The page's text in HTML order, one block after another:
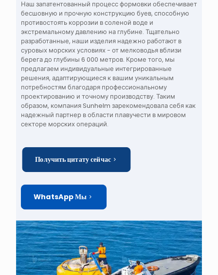
Наш запатентованный процесс формовки обеспечивает
бесшовную и прочную конструкцию буев, способную
противостоять коррозии в соленой воде и
экстремальному давлению на глубине. Тщательно
разработанные, наши изделия надежно работают в
суровых морских условиях - от мелководья вблизи
берега до глубины 6 000 метров. Кроме того, мы
предлагаем индивидуальные интегрированные
решения, адаптирующиеся к вашим уникальным
потребностям благодаря профессиональному
проектированию и точному производству. Таким
образом, компания Sunhelm зарекомендовала себя как
надежный партнер в области плавучести в мировом
секторе морских операций.
Получить цитату сейчас
WhatsApp Мы